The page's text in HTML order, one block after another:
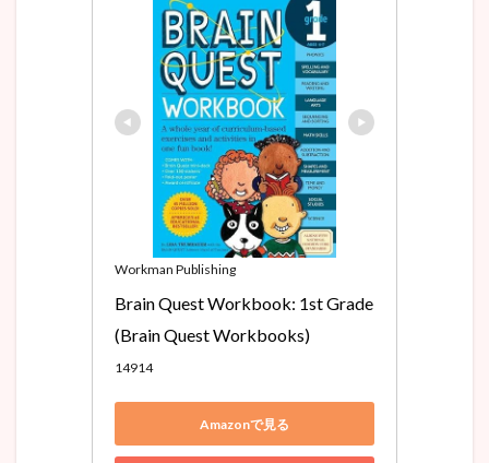
Workman Publishing
Brain Quest Workbook: 1st Grade
(Brain Quest Workbooks)
14914
Amazonで見る